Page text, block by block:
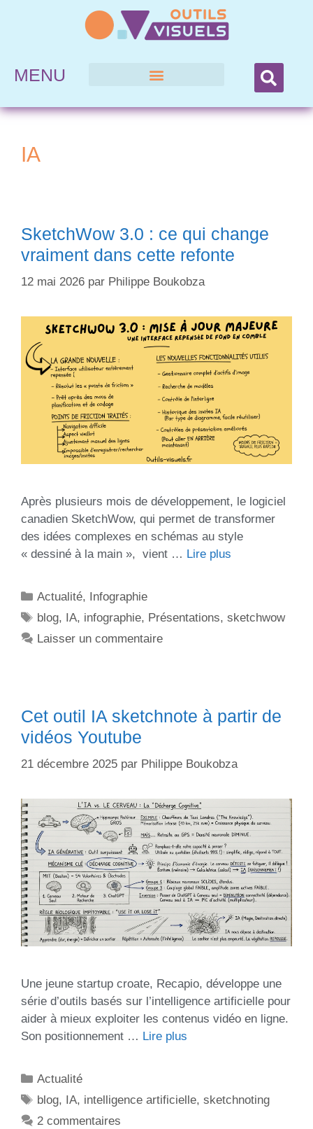
MENU
IA
SketchWow 3.0 : ce qui change
vraiment dans cette refonte
12 mai 2026 par Philippe Boukobza
Après plusieurs mois de développement, le logiciel
canadien SketchWow, qui permet de transformer
des idées complexes en schémas au style
« dessiné à la main », vient … Lire plus
Actualité,
Infographie
blog, IA, infographie, Présentations,sketchwow
Laisser un commentaire
Cet outil IA sketchnote à partir de
vidéos Youtube
21 décembre 2025 par Philippe Boukobza
Une jeune startup croate, Recapio, développe une
série d’outils basés sur l’intelligence artificielle pour
aider à mieux exploiter les contenus vidéo en ligne.
Son positionnement … Lire plus
Actualité
blog, IA, intelligence artificielle,sketchnoting
2 commentaires